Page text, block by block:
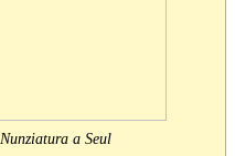
Nunziatura a Seul